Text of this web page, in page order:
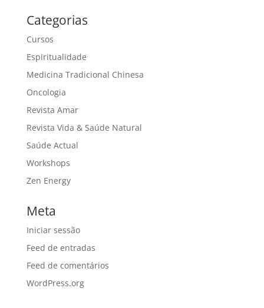
Categorias
Cursos
Espiritualidade
Medicina Tradicional Chinesa
Oncologia
Revista Amar
Revista Vida & Saúde Natural
Saúde Actual
Workshops
Zen Energy
Meta
Iniciar sessão
Feed de entradas
Feed de comentários
WordPress.org